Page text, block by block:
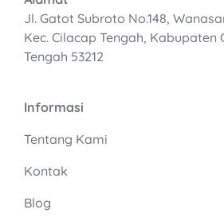
Jl. Gatot Subroto No.148,
Kec. Cilacap Tengah, Kabupaten
Tengah 53212
Informasi
Tentang Kami
Kontak
Blog